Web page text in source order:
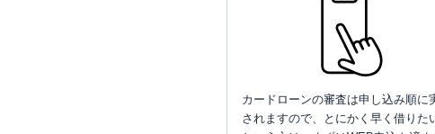
カードローンの審査は申し込み順に
されますので、とにかく早く借りた